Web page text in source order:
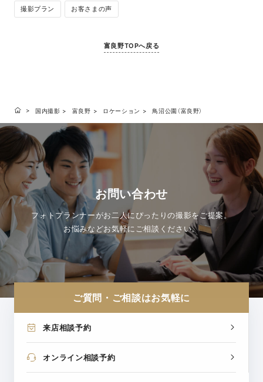
撮影プラン お客さまの声
富良野TOPへ戻る
国内撮影 富良野 ロケーション 鳥沼公園（富良野）
お問い合わせ
フォトプランナーがお二人にぴったりの撮影をご提案。
お悩みなどお気軽にご相談ください。
ご質問・ご相談はお気軽に
来店相談予約
オンライン相談予約